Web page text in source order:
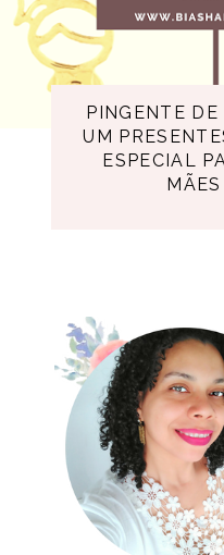
PINGENTE DE
UM
ESPECIAL
MÃES